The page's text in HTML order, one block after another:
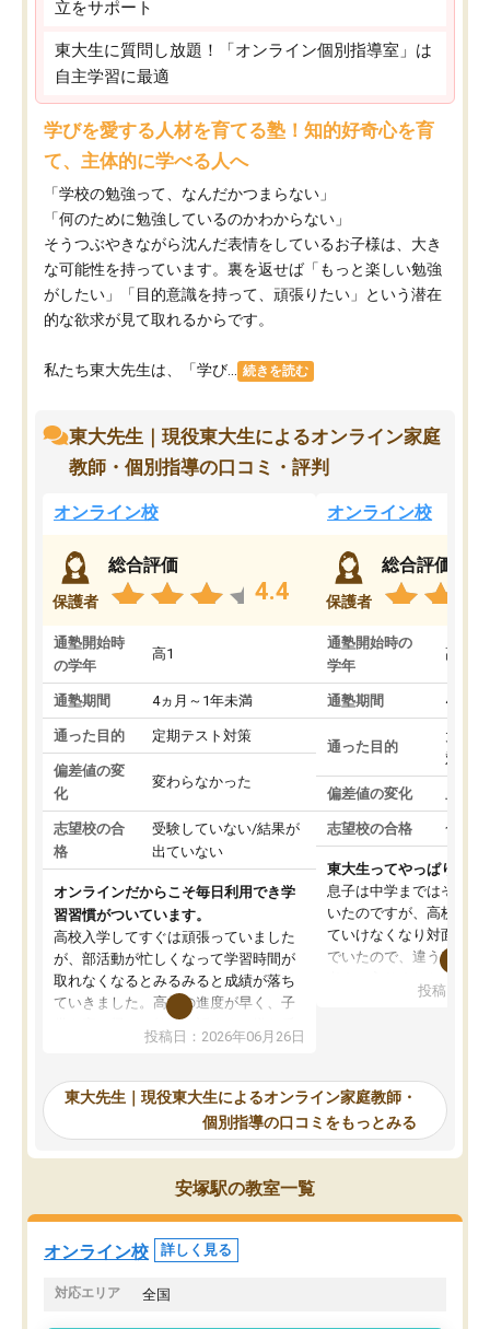
立をサポート
東大生に質問し放題！「オンライン個別指導室」は
自主学習に最適
学びを愛する人材を育てる塾！知的好奇心を育
て、主体的に学べる人へ
「学校の勉強って、なんだかつまらない」
「何のために勉強しているのかわからない」
そうつぶやきながら沈んだ表情をしているお子様は、大き
な可能性を持っています。裏を返せば「もっと楽しい勉強
がしたい」「目的意識を持って、頑張りたい」という潜在
的な欲求が見て取れるからです。
私たち東大先生は、「学び... 続きを読む
東大先生｜現役東大生によるオンライン家庭
教師・個別指導の口コミ・評判
オンライン校
保護者
総合評価
4.4
通塾開始時
の学年
高1
通塾期間 4ヵ月～1年未満
通った目的 定期テスト対策
偏差値の変
化
変わらなかった
志望校の合
格
受験していない/結果が
出ていない
オンラインだからこそ毎日利用でき学
習習慣がついています。
高校入学してすぐは頑張っていました
が、部活動が忙しくなって学習時間が
取れなくなるとみるみると成績が落ち
ていきました。高校の進度が早く、子
供も家に帰って勉強の話すると嫌な反
応を示します。東大先生にお願いして
れるので、親としても安心です。毎日
使える自習室とかもあり、わからない
ところがあれば先生が回答してくれる
のも重宝しています。
投稿日：2026年06月26日
オンライン校
保護者
総合評価
通塾開始時の
学年
高3
通塾期間 4ヵ月
通った目的
大学
対策
偏差値の変化 上が
志望校の合格 合格
東大生ってやっぱりすご
息子は中学まではそこそ
いたのですが、高校に入
ていけなくなり対面の塾
でいたので、違うアプロ
で、当初は模試でD判定
自習室が毎日使えていつ
るのが心強かったよう
謝です。
投稿日：
東大先生｜現役東大生によるオンライン家庭教師・
個別指導の口コミをもっとみる
安塚駅の教室一覧
オンライン校 詳しく見る
対応エリア 全国